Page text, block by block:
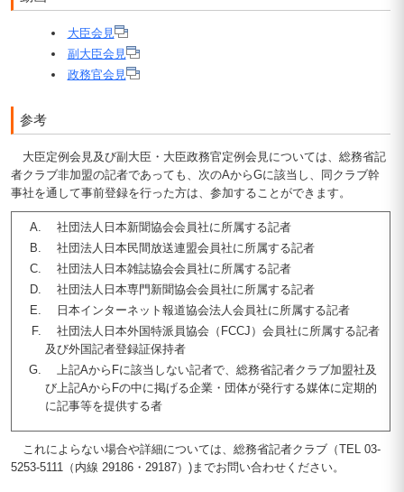
大臣会見
副大臣会見
政務官会見
参考
大臣定例会見及び副大臣・大臣政務官定例会見については、総務省記
者クラブ非加盟の記者であっても、次のAからGに該当し、同クラブ幹
事社を通して事前登録を行った方は、参加することができます。
社団法人日本新聞協会会員社に所属する記者
社団法人日本民間放送連盟会員社に所属する記者
社団法人日本雑誌協会会員社に所属する記者
社団法人日本専門新聞協会会員社に所属する記者
日本インターネット報道協会法人会員社に所属する記者
社団法人日本外国特派員協会（FCCJ）会員社に所属する記者
及び外国記者登録証保持者
上記AからFに該当しない記者で、総務省記者クラブ加盟社及
び上記AからFの中に掲げる企業・団体が発行する媒体に定期的
に記事等を提供する者
これによらない場合や詳細については、総務省記者クラブ（TEL 03-
5253-5111（内線 29186・29187）)までお問い合わせください。